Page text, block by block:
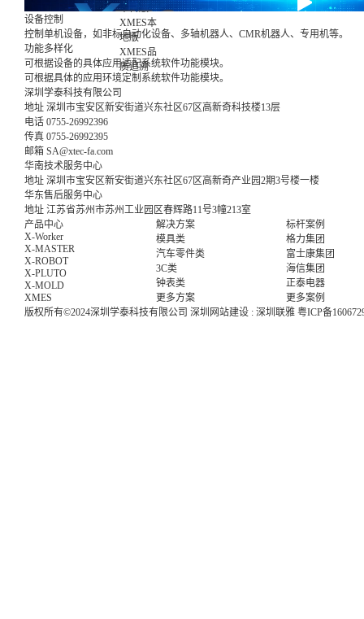
平台版
XMES本
地版
XMES品
质追溯
设备控制
控制单机设备，如非标自动化设备、多轴机器人、CMR机器人、专用机等。
功能多样化
可根据设备的具体应用适配系统软件功能模块。
可根据具体的应用环境定制系统软件功能模块。
深圳学泰科技有限公司
地址 深圳市宝安区新安街道兴东社区67区高新奇科技楼13层
电话 0755-26992396
传真 0755-26992395
邮箱 SA@xtec-fa.com
华南技术服务中心
地址 深圳市宝安区新安街道兴东社区67区高新奇产业园2期3号楼一楼
华东售后服务中心
地址 江苏省苏州市苏州工业园区春辉路11号3幢213室
产品中心
X-Worker
X-MASTER
X-ROBOT
X-PLUTO
X-MOLD
XMES
解决方案
模具类
汽车零件类
3C类
钟表类
更多方案
标杆案例
格力集团
富士康集团
海信集团
正泰电器
更多案例
版权所有©2024深圳学泰科技有限公司 深圳网站建设 : 深圳联雅 粤ICP备